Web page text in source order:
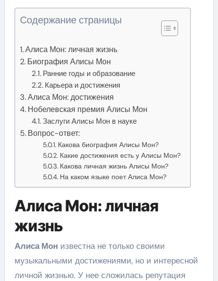
Содержание страницы
Алиса Мон: личная жизнь
Биография Алисы Мон
Ранние годы и образование
Карьера и достижения
Алиса Мон: достижения
Нобелевская премия Алисы Мон
Заслуги Алисы Мон в науке
Вопрос-ответ:
Какова биография Алисы Мон?
Какие достижения есть у Алисы Мон?
Какова личная жизнь Алисы Мон?
На каком языке поет Алиса Мон?
Алиса Мон: личная
жизнь
Алиса Мон известна не только своими
музыкальными достижениями, но и интересной
личной жизнью. У нее сложилась репутация